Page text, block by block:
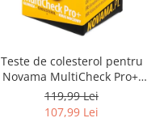
Teste de colesterol pentru
Novama MultiCheck Pro+,
BK-C2, 10 teste/ cutie
119,99 Lei
107,99 Lei